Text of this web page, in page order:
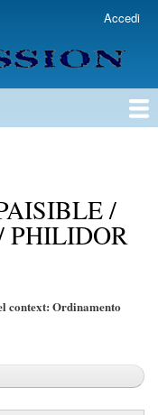
Accedi
/
PHILIDOR
context: Ordinamento